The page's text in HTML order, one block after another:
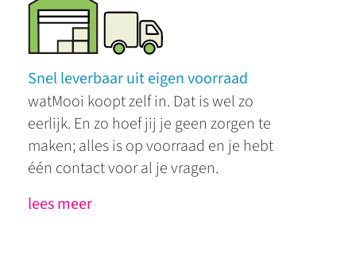
Snel leverbaar uit eigen voorraad
watMooi koopt zelf in. Dat is wel zo
eerlijk. En zo hoef jij je geen zorgen te
maken; alles is op voorraad en je hebt
één contact voor al je vragen.
lees meer